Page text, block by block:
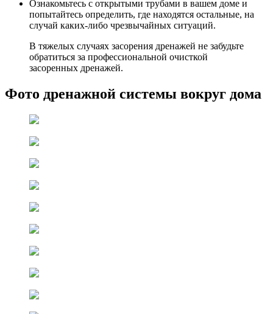
Ознакомьтесь с открытыми трубами в вашем доме и
попытайтесь определить, где находятся остальные, на
случай каких-либо чрезвычайных ситуаций.
В тяжелых случаях засорения дренажей не забудьте
обратиться за профессиональной очисткой
засоренных дренажей.
Фото дренажной системы вокруг дома